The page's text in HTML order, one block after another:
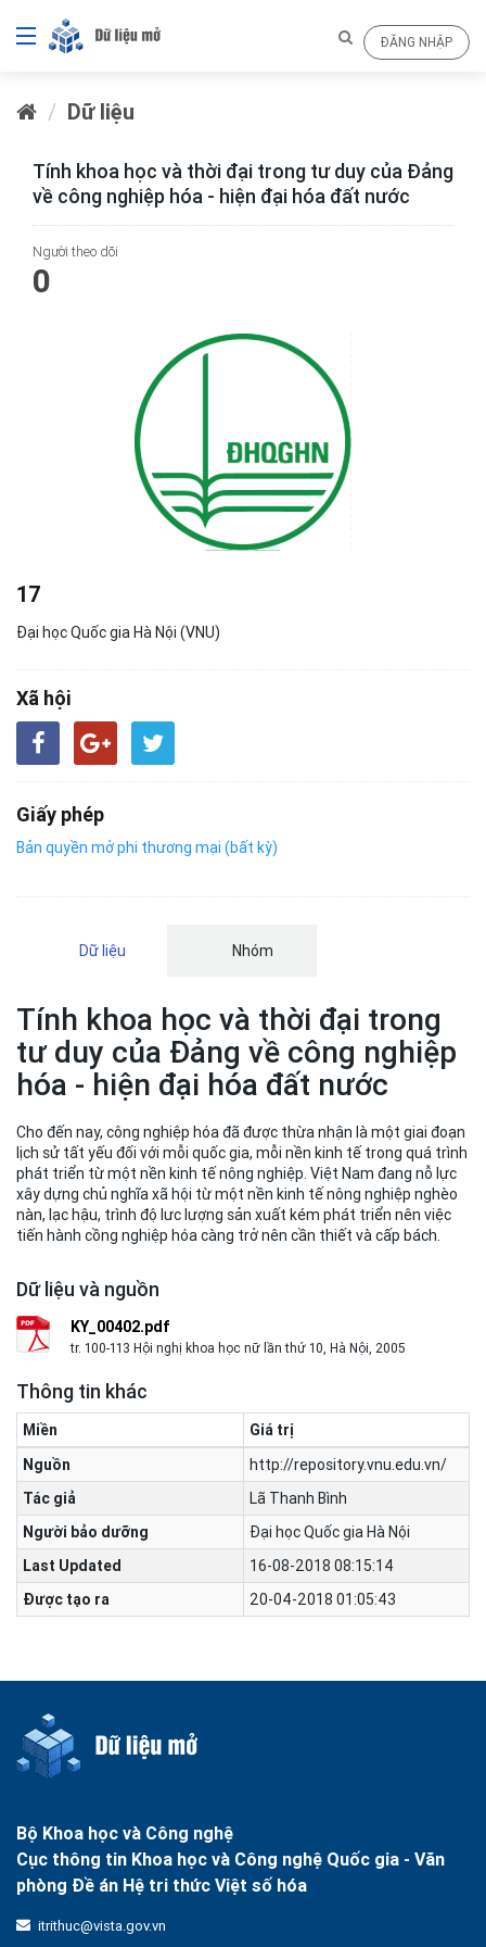
ĐĂNG NHẬP
Dữ liệu
Tính khoa học và thời đại trong tư duy của Đảng
về công nghiệp hóa - hiện đại hóa đất nước
Người theo dõi
0
17
Đại học Quốc gia Hà Nội (VNU)
Xã hội
Giấy phép
Bản quyền mở phi thương mại (bất kỳ)
Dữ liệu Nhóm
Tính khoa học và thời đại trong
tư duy của Đảng về công nghiệp
hóa - hiện đại hóa đất nước
Cho đến nay, công nghiệp hóa đã được thừa nhận là một giai đoạn
lịch sử tất yếu đối với mỗi quốc gia, mỗi nền kinh tế trong quá trình
phát triển từ một nền kinh tế nông nghiệp. Việt Nam đang nỗ lực
xây dựng chủ nghĩa xã hội từ một nền kinh tế nông nghiệp nghèo
nàn, lạc hậu, trình độ lưc lượng sản xuất kém phát triển nên việc
tiến hành cồng nghiệp hóa càng trở nên cần thiết và cấp bách.
Dữ liệu và nguồn
KY_00402.pdf
tr. 100-113 Hội nghị khoa học nữ lần thứ 10, Hà Nội, 2005
Thông tin khác
Miền
Giá trị
Nguồn
http://repository.vnu.edu.vn/
Tác giả
Lã Thanh Bình
Người bảo dưỡng
Đại học Quốc gia Hà Nội
Last Updated
16-08-2018 08:15:14
Được tạo ra
20-04-2018 01:05:43
Bộ Khoa học và Công nghệ
Cục thông tin Khoa học và Công nghệ Quốc gia - Văn
phòng Đề án Hệ tri thức Việt số hóa
itrithuc@vista.gov.vn